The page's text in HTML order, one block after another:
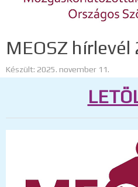
MEOSZ
Készült: 2025. november 11.